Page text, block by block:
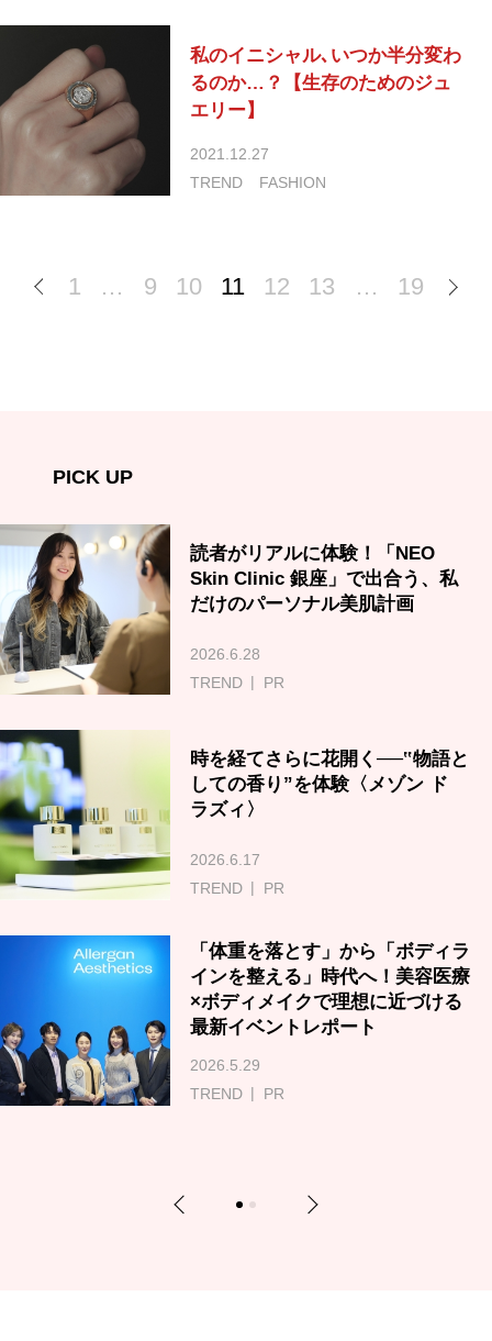
私のイニシャル､いつか半分変わ
るのか…？【生存のためのジュ
エリー】
2021.12.27
TREND
FASHION
1 … 9 10 11 12 13 … 19
PICK UP
読者がリアルに体験！「NEO
Skin Clinic 銀座」で出合う、私
だけのパーソナル美肌計画
2026.6.28
TREND
PR
時を経てさらに花開く──‟物語と
しての香り”を体験〈メゾン ド
ラズィ〉
2026.6.17
TREND
PR
「体重を落とす」から「ボディラ
インを整える」時代へ！美容医療
×ボディメイクで理想に近づける
最新イベントレポート
2026.5.29
TREND
PR
Previous 1 2 Next